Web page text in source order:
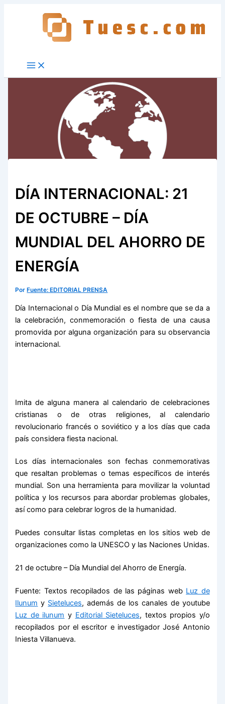
DÍA INTERNACIONAL: 21
DE OCTUBRE – DÍA
MUNDIAL DEL AHORRO DE
ENERGÍA
Por Fuente: EDITORIAL PRENSA
Día Internacional o Día Mundial es el nombre que se da a
la celebración, conmemoración o fiesta de una causa
promovida por alguna organización para su observancia
internacional.
Imita de alguna manera al calendario de celebraciones
cristianas o de otras religiones, al calendario
revolucionario francés o soviético y a los días que cada
país considera fiesta nacional.
Los días internacionales son fechas conmemorativas
que resaltan problemas o temas específicos de interés
mundial. Son una herramienta para movilizar la voluntad
política y los recursos para abordar problemas globales,
así como para celebrar logros de la humanidad.
Puedes consultar listas completas en los sitios web de
organizaciones como la UNESCO y las Naciones Unidas.
21 de octubre – Día Mundial del Ahorro de Energía.
Fuente: Textos recopilados de las páginas web Luz de
Ilunum y Sieteluces, además de los canales de youtube
Luz de ilunum y Editorial Sieteluces, textos propios y/o
recopilados por el escritor e investigador José Antonio
Iniesta Villanueva.